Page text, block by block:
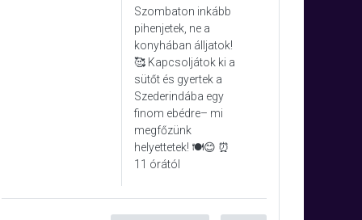
Szombaton inkább
pihenjetek, ne a
konyhában álljatok!
🥰 Kapcsoljátok ki a
sütőt és gyertek a
Szederindába egy
finom ebédre– mi
megfőzünk
helyettetek! 🍽️😊 ⏰
11 órától